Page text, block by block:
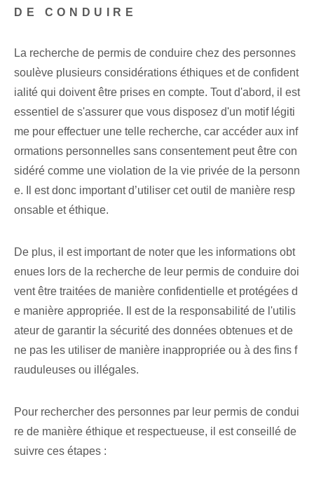
DE CONDUIRE
La recherche de permis de conduire chez des personnes
soulève plusieurs considérations éthiques et de confident
ialité qui doivent être prises en compte. Tout d'abord, il est
essentiel de s'assurer que vous disposez d'un motif légiti
me pour effectuer une telle recherche, car accéder aux inf
ormations personnelles sans consentement peut être con
sidéré comme une violation de la vie privée de la personn
e. Il est donc important d’utiliser cet outil de manière resp
onsable et éthique.
De plus, il est important de noter que les informations obt
enues lors de la recherche de leur permis de conduire doi
vent être traitées de manière confidentielle et protégées d
e manière appropriée. Il est de la responsabilité de l'utilis
ateur de garantir la sécurité des données obtenues et de
ne pas les utiliser de manière inappropriée ou à des fins f
rauduleuses ou illégales.
Pour rechercher des personnes par leur permis de condui
re de manière éthique et respectueuse, il est conseillé de
suivre ces étapes :